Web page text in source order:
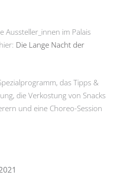
Aussteller_innen im Palais
Die Lange Nacht der
das Tipps &
die Verkostung von Snacks
und eine Choreo-Session